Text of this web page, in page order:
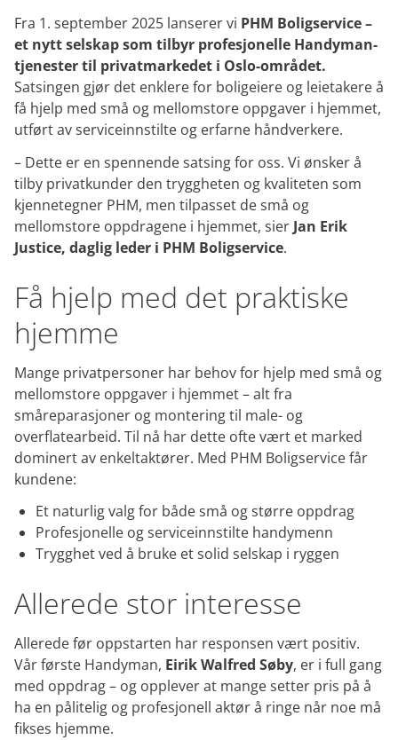
Fra 1. september 2025 lanserer vi PHM Boligservice –
et nytt selskap som tilbyr profesjonelle Handyman-
tjenester til privatmarkedet i Oslo-området.
Satsingen gjør det enklere for boligeiere og leietakere å
få hjelp med små og mellomstore oppgaver i hjemmet,
utført av serviceinnstilte og erfarne håndverkere.
– Dette er en spennende satsing for oss. Vi ønsker å
tilby privatkunder den tryggheten og kvaliteten som
kjennetegner PHM, men tilpasset de små og
mellomstore oppdragene i hjemmet, sier Jan Erik
Justice, daglig leder i PHM Boligservice.
Få hjelp med det praktiske
hjemme
Mange privatpersoner har behov for hjelp med små og
mellomstore oppgaver i hjemmet – alt fra
småreparasjoner og montering til male- og
overflatearbeid. Til nå har dette ofte vært et marked
dominert av enkeltaktører. Med PHM Boligservice får
kundene:
Et naturlig valg for både små og større oppdrag
Profesjonelle og serviceinnstilte handymenn
Trygghet ved å bruke et solid selskap i ryggen
Allerede stor interesse
Allerede før oppstarten har responsen vært positiv.
Vår første Handyman, Eirik Walfred Søby, er i full gang
med oppdrag – og opplever at mange setter pris på å
ha en pålitelig og profesjonell aktør å ringe når noe må
fikses hjemme.